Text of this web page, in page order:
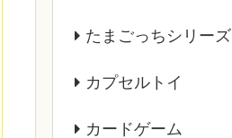
たまごっちシリーズ
カプセルトイ
カードゲーム